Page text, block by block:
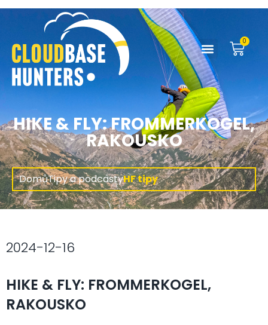
0
HIKE & FLY: FROMMERKOGEL,
RAKOUSKO
DomůTipy a podcastyHF tipy
2024-12-16
HIKE & FLY: FROMMERKOGEL,
RAKOUSKO